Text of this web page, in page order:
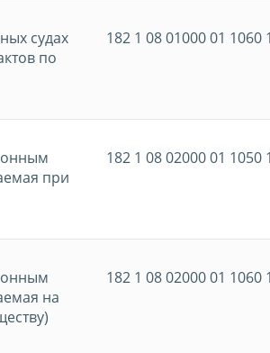
судах
по
182 1 08 01000 01 1060
при
182 1 08 02000 01 1050
на
182 1 08 02000 01 1060